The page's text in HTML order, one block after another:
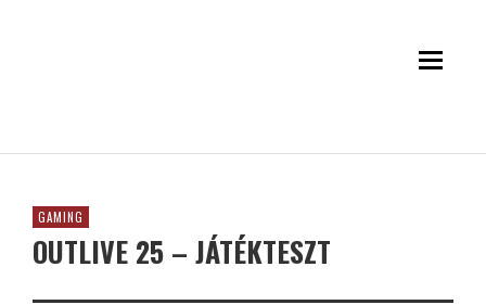
GAMING
OUTLIVE 25 – JÁTÉKTESZT